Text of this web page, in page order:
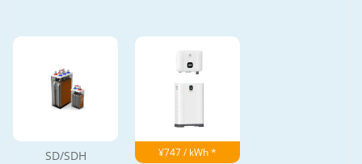
SD/SDH ¥747 / kWh *